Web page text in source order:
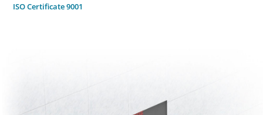
ISO Certificate 9001